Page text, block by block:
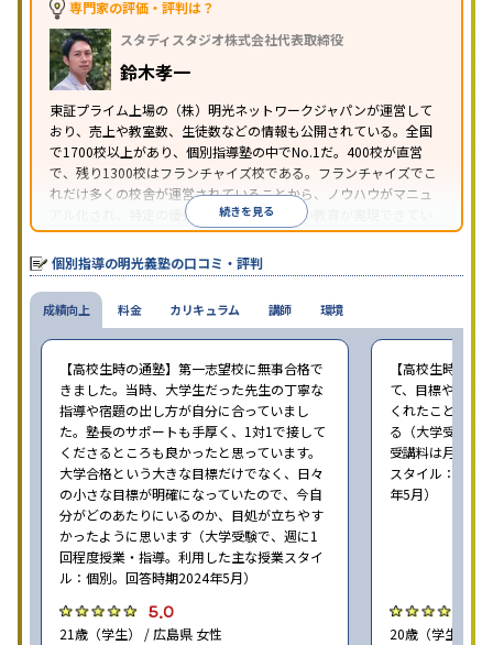
特徴
の振替可能
を利用オンライン対応1科目から受講可能
習のみの受講可
り
※2023年3月調査。小学校高学年の個別指導塾アンケート調査方法を参
専門家の評価・評判は？
スタディスタジオ株式会社代表取締役
鈴木孝一
東証プライム上場の（株）明光ネットワークジャパンが運営して
おり、売上や教室数、生徒数などの情報も公開されている。全国
で1700校以上があり、個別指導塾の中でNo.1だ。400校が直営
で、残り1300校はフランチャイズ校である。フランチャイズでこ
れだけ多くの校舎が運営されていることから、ノウハウがマニュ
アル化され、特定の優秀な人材に依存しない教育が実現できてい
ることが推測される。
続きを見る
個別指導の明光義塾の口コミ・評判
成績向上
【高校生時の通塾】第一志望校に無事合格で
きました。当時、大学生だった先生の丁寧な
指導や宿題の出し方が自分に合っていまし
た。塾長のサポートも手厚く、1対1で接して
くださるところも良かったと思っています。
大学合格という大きな目標だけでなく、日々
の小さな目標が明確になっていたので、今自
分がどのあたりにいるのか、目処が立ちやす
かったように思います（大学受験で、週に1
回程度授業・指導。利用した主な授業スタイ
ル：個別。回答時期2024年5月）
5.0
21歳（学生） / 広島県 女性
【高校生時の通
て、目標や勉強
くれたことが、
る（大学受験で
受講料は月
スタイル：個別
年5月）
20歳（学生） /
料金 カリキュラム 講師 環境